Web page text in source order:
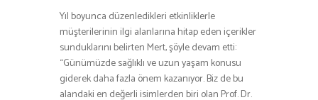
Yıl boyunca düzenledikleri etkinliklerle
müşterilerinin ilgi alanlarına hitap eden içerikler
sunduklarını belirten Mert, şöyle devam etti:
“Günümüzde sağlıklı ve uzun yaşam konusu
giderek daha fazla önem kazanıyor. Biz de bu
alandaki en değerli isimlerden biri olan Prof. Dr.